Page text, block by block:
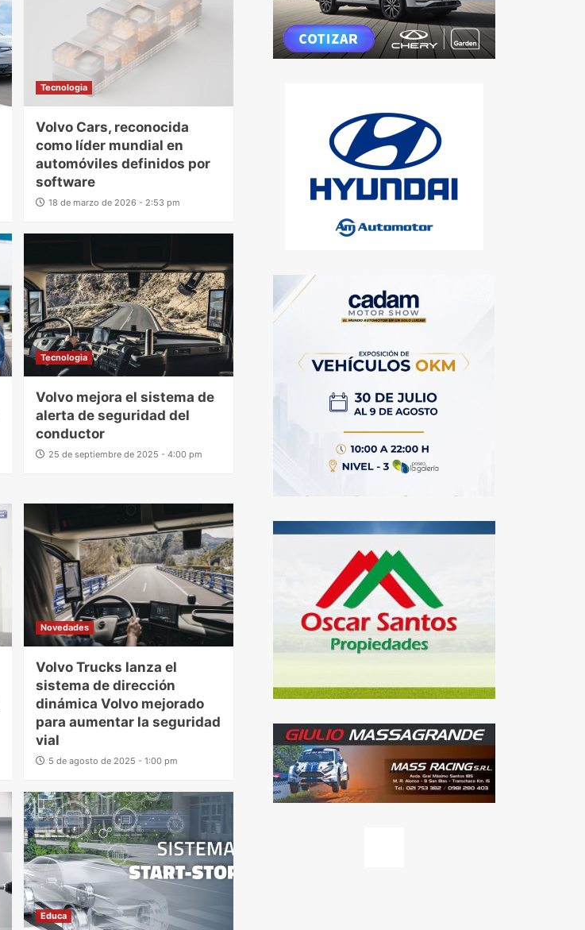
Tecnologia
Volvo Cars, reconocida
como líder mundial en
automóviles definidos por
software
18 de marzo de 2026 - 2:53 pm
Tecnologia
Volvo mejora el sistema de
alerta de seguridad del
conductor
25 de septiembre de 2025 - 4:00 pm
Novedades
Volvo Trucks lanza el
sistema de dirección
dinámica Volvo mejorado
para aumentar la seguridad
vial
5 de agosto de 2025 - 1:00 pm
Educa